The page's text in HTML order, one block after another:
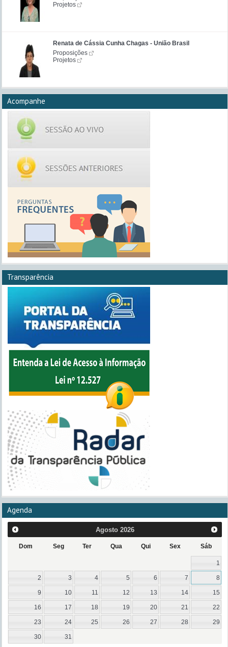
Projetos
Renata de Cássia Cunha Chagas - União Brasil
Proposições
Projetos
Acompanhe
Transparência
Agenda
Agosto 2026
Dom Seg Ter Qua Qui Sex Sáb
1
2 3 4 5 6 7 8
9 10 11 12 13 14 15
16 17 18 19 20 21 22
23 24 25 26 27 28 29
30 31